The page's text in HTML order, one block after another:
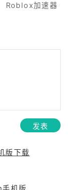
Roblox加速器
发表
版下载